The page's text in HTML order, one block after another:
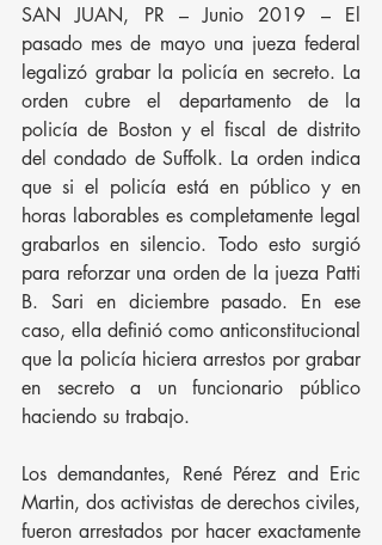
SAN JUAN, PR – Junio 2019 – El
pasado mes de mayo una jueza federal
legalizó grabar la policía en secreto. La
orden cubre el departamento de la
policía de Boston y el fiscal de distrito
del condado de Suffolk. La orden indica
que si el policía está en público y en
horas laborables es completamente legal
grabarlos en silencio. Todo esto surgió
para reforzar una orden de la jueza Patti
B. Sari en diciembre pasado. En ese
caso, ella definió como anticonstitucional
que la policía hiciera arrestos por grabar
en secreto a un funcionario público
haciendo su trabajo.
Los demandantes, René Pérez and Eric
Martin, dos activistas de derechos civiles,
fueron arrestados por hacer exactamente